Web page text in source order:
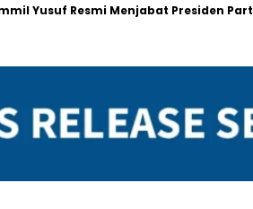
Resmi Menjabat Presiden Partai